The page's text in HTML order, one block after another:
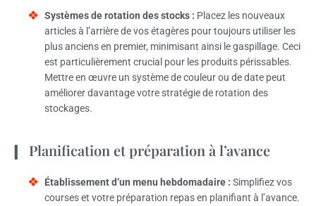
Systèmes de rotation des stocks : Placez les nouveaux
articles à l’arrière de vos étagères pour toujours utiliser les
plus anciens en premier, minimisant ainsi le gaspillage. Ceci
est particulièrement crucial pour les produits périssables.
Mettre en œuvre un système de couleur ou de date peut
améliorer davantage votre stratégie de rotation des
stockages.
Planification et préparation à l’avance
Établissement d’un menu hebdomadaire : Simplifiez vos
courses et votre préparation repas en planifiant à l’avance.